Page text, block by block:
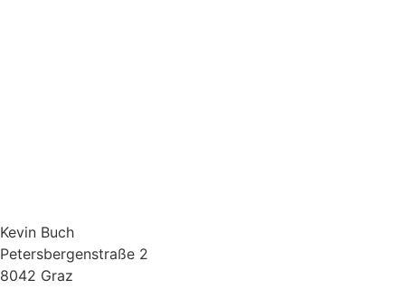
Kevin Buch
Petersbergenstraße 2
8042 Graz